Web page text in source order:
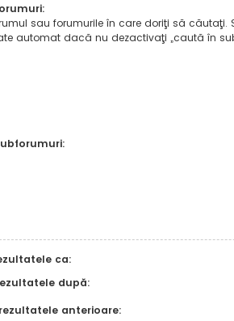
sau forumurile în care doriţi să căutaţi.
automat dacă nu dezactivaţi „caută în
ca:
după:
anterioare: